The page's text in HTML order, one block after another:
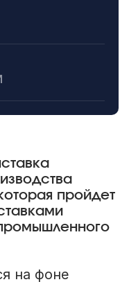
пройдет
на фоне